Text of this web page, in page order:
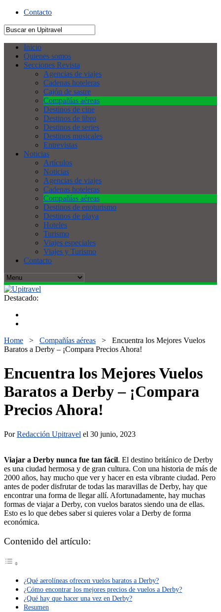
Contacto
Inicio
Quienes somos
Secciones Revista
Agencias de viajes
Cadenas hoteleras
Cajón de sastre
Compañías aéreas
Destinos de cine
Destinos de libro
Destinos de series
Destinos musicales
Entrevistas
Noticias
Artículos
Noticias
Agencias de viajes
Cadenas hoteleras
Compañías aéreas
Destinos de enoturismo
Destinos de playa
Hoteles
Turismo
Viajes especiales
Viajes y Turismo
Contacto
Destacado:
Home > Compañías aéreas > Encuentra los Mejores Vuelos
Baratos a Derby – ¡Compara Precios Ahora!
Encuentra los Mejores Vuelos
Baratos a Derby – ¡Compara
Precios Ahora!
PorRedacción Upitravel el 30 junio, 2023
Viajar a Derby nunca fue tan fácil. El destino británico de Derby
es una ciudad hermosa y de gran cultura. Con una historia de más de
2000 años, hay mucho que ver y hacer en esta vibrante ciudad. Pero
antes de poder disfrutar de todas las maravillas de Derby, hay que
encontrar una forma de llegar allí. Afortunadamente, hay muchas
formas de viajar a Derby, con vuelos baratos siendo una de ellas.
Esto es lo que debes saber si quieres volar a Derby de forma
económica.
Contenido del artículo:
¿Qué aerolíneas ofrecen vuelos baratos a Derby?
¿Cómo encontrar los mejores precios de vuelos a Derby?
¿Qué hay que hacer una vez en Derby?
Resumen